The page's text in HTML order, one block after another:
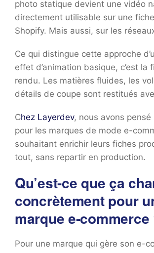
photo statique devient une vidéo
directement utilisable sur une
Shopify. Mais aussi, sur les
Ce qui distingue cette approche
effet d’animation basique, c’est la
rendu. Les matières fluides, les
détails de coupe sont restitués
Chez Layerdev, nous avons pensé
pour les marques de mode e-
souhaitant enrichir leurs fiches
tout, sans repartir en production.
Qu’est-ce que ça
concrètement pour
marque e-commerce
Pour une marque qui gère son e-